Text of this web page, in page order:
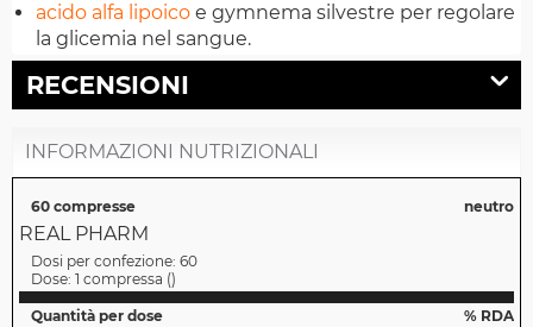
acido alfa lipoico e gymnema silvestre per regolare
la glicemia nel sangue.
RECENSIONI
INFORMAZIONI NUTRIZIONALI
60 compresse neutro
REAL PHARM
Dosi per confezione: 60
Dose: 1 compressa ()
Quantità per dose
% RDA